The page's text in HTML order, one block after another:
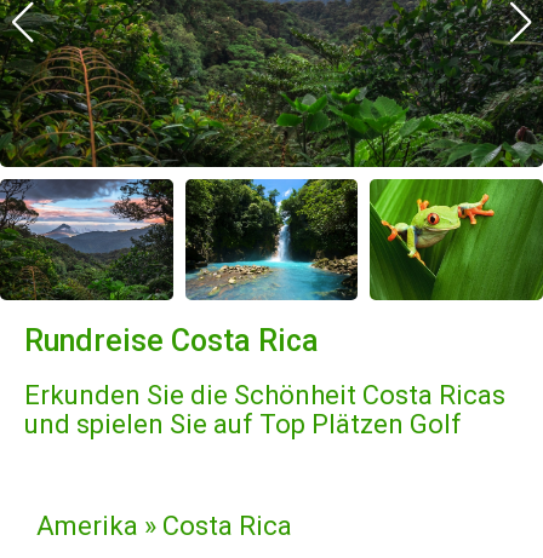
Rundreise Costa Rica
Erkunden Sie die Schönheit Costa Ricas
und spielen Sie auf Top Plätzen Golf
Amerika » Costa Rica